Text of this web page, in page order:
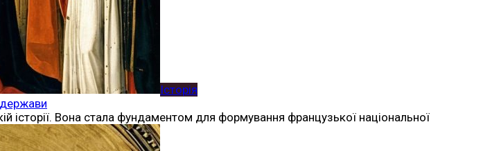
Історія
держави
історії. Вона стала фундаментом для формування французької національної